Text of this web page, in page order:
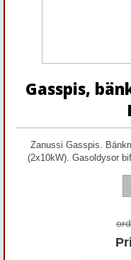
Gasspis,
Zanussi Gasspis.
(2x10kW). Gasoldysor